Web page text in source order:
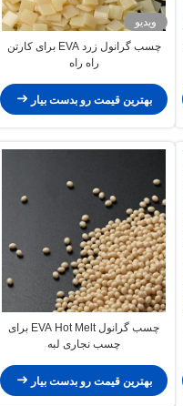
ویدیو
چسب گرانول زرد EVA برای کارتن
راه راه
بهترین قیمت رو بدست بیار
چسب گرانول EVA Hot Melt برای
چسب نجاری لبه
بهترین قیمت رو بدست بیار